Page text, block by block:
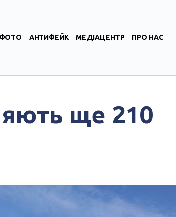
ФОТО АНТИФЕЙК МЕДІАЦЕНТР ПРО НАС
ще 210